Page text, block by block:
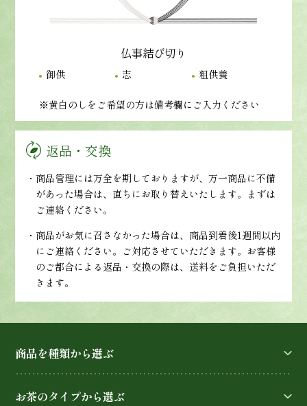
仏事結び切り
御供 志 粗供養
※黄白のしをご希望の方は備考欄にご入力ください
返品・交換
・商品管理には万全を期しておりますが、万一商品に不備
があった場合は、直ちにお取り替えいたします。まずは
ご連絡ください。
・商品がお気に召さなかった場合は、商品到着後1週間以内
にご連絡ください。ご対応させていただきます。お客様
のご都合による返品・交換の際は、送料をご負担いただ
きます。
商品を種類から選ぶ
お茶のタイプから選ぶ